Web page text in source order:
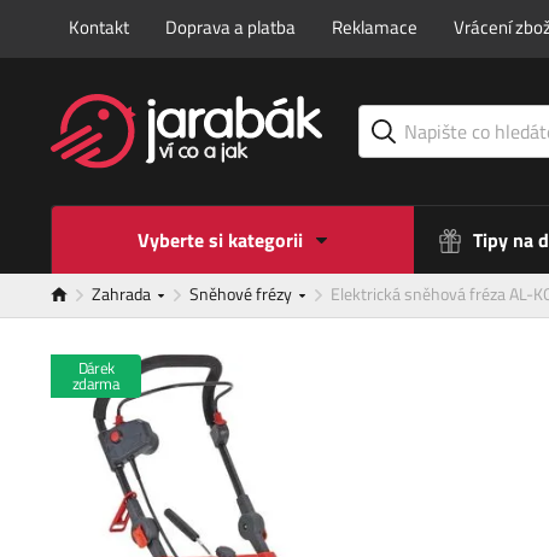
Kontakt Doprava a platba Reklamace Vrácení
Vyberte si kategorii Tipy na
Zahrada Sněhové frézy Elektrická sněhová fréza AL-
Dárek
zdarma